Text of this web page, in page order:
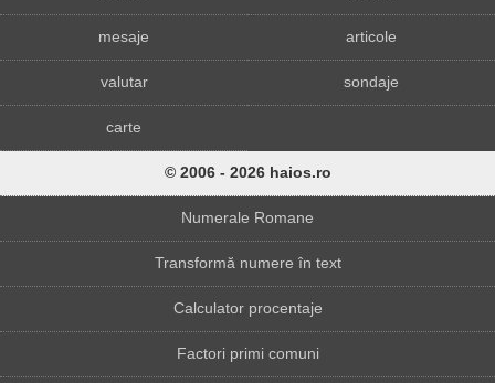
mesaje articole
valutar sondaje
carte
© 2006 - 2026 haios.ro
Numerale Romane
Transformă numere în text
Calculator procentaje
Factori primi comuni